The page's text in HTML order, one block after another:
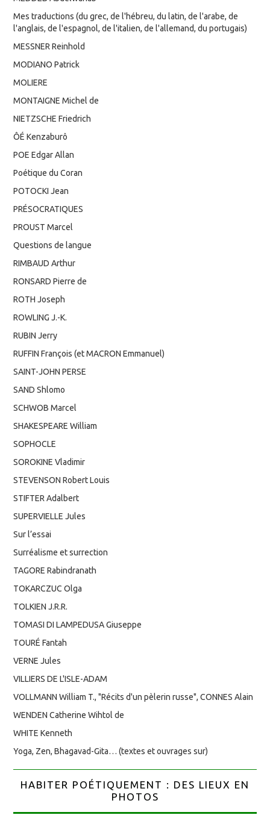
Mes traductions (du grec, de l'hébreu, du latin, de l'arabe, de
l'anglais, de l'espagnol, de l'italien, de l'allemand, du portugais)
MESSNER Reinhold
MODIANO Patrick
MOLIERE
MONTAIGNE Michel de
NIETZSCHE Friedrich
ÔÉ Kenzaburô
POE Edgar Allan
Poétique du Coran
POTOCKI Jean
PRÉSOCRATIQUES
PROUST Marcel
Questions de langue
RIMBAUD Arthur
RONSARD Pierre de
ROTH Joseph
ROWLING J.-K.
RUBIN Jerry
RUFFIN François (et MACRON Emmanuel)
SAINT-JOHN PERSE
SAND Shlomo
SCHWOB Marcel
SHAKESPEARE William
SOPHOCLE
SOROKINE Vladimir
STEVENSON Robert Louis
STIFTER Adalbert
SUPERVIELLE Jules
Sur l’essai
Surréalisme et surrection
TAGORE Rabindranath
TOKARCZUC Olga
TOLKIEN J.R.R.
TOMASI DI LAMPEDUSA Giuseppe
TOURÉ Fantah
VERNE Jules
VILLIERS DE L'ISLE-ADAM
VOLLMANN William T., "Récits d'un pèlerin russe", CONNES Alain
WENDEN Catherine Wihtol de
WHITE Kenneth
Yoga, Zen, Bhagavad-Gita… (textes et ouvrages sur)
HABITER POÉTIQUEMENT : DES LIEUX EN
PHOTOS